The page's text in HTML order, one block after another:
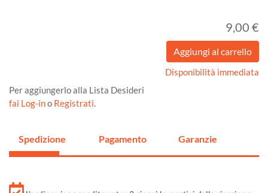
9,00 €
Disponibilità immediata
Per aggiungerlo alla Lista Desideri
fai Log-ino Registrati.
Spedizione Pagamento Garanzie